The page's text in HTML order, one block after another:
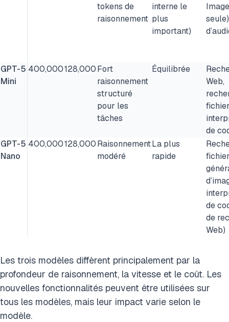
tokens de
raisonnement
interne le
plus
important)
GPT-5
Mini
400,000128,000Fort
raisonnement
structuré
pour les
tâches
Équilibrée
Web,
de
GPT-5
Nano
400,000128,000Raisonnement
modéré
La plus
rapide
de
de
Web)
Les trois modèles diffèrent principalement par la
profondeur de raisonnement, la vitesse et le coût. Les
nouvelles fonctionnalités peuvent être utilisées sur
tous les modèles, mais leur impact varie selon le
modèle.